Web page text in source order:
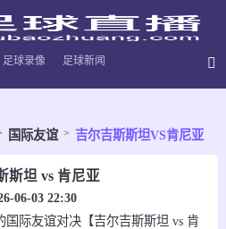
足球录像 足球新闻
国际友谊 吉尔吉斯斯坦VS肯尼亚
斯坦 vs 肯尼亚
06-03 22:30
国际友谊对决【吉尔吉斯斯坦 vs 肯